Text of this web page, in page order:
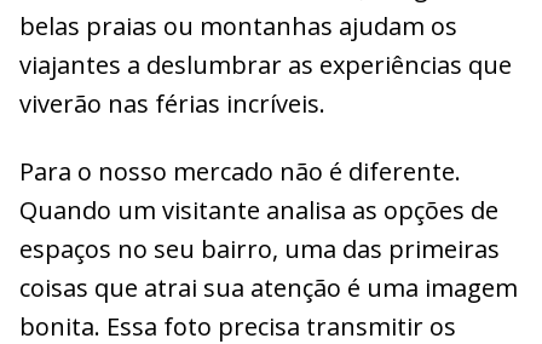
belas praias ou montanhas ajudam os
viajantes a deslumbrar as experiências que
viverão nas férias incríveis.
Para o nosso mercado não é diferente.
Quando um visitante analisa as opções de
espaços no seu bairro, uma das primeiras
coisas que atrai sua atenção é uma imagem
bonita. Essa foto precisa transmitir os